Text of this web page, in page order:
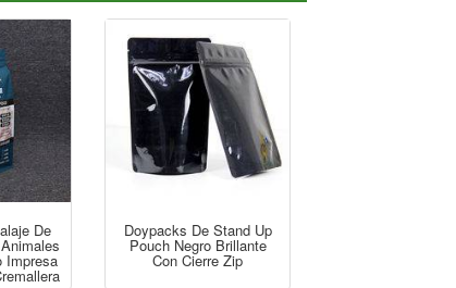
De
Impresa
Doypacks De Stand Up
Pouch Negro Brillante
Con Cierre Zip